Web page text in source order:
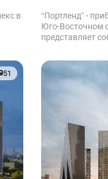
в
“Портленд” -
Юго-Восточном
представляет
51